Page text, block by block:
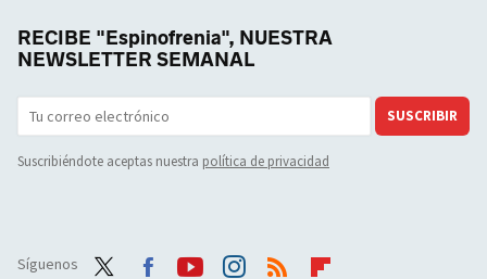
RECIBE "Espinofrenia", NUESTRA
NEWSLETTER SEMANAL
SUSCRIBIR
Suscribiéndote aceptas nuestra política de privacidad
Síguenos